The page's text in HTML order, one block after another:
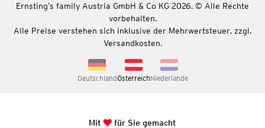
Ernsting’s family Austria GmbH & Co KG 2026. © Alle Rechte
vorbehalten.
Alle Preise verstehen sich inklusive der Mehrwertsteuer, zzgl.
Versandkosten.
DeutschlandÖsterreichNiederlande
Mit für Sie gemacht